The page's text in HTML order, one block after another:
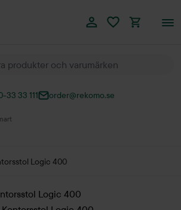
33 33 111 order@rekomo.se
Över 60.000 produkter
Logic 400